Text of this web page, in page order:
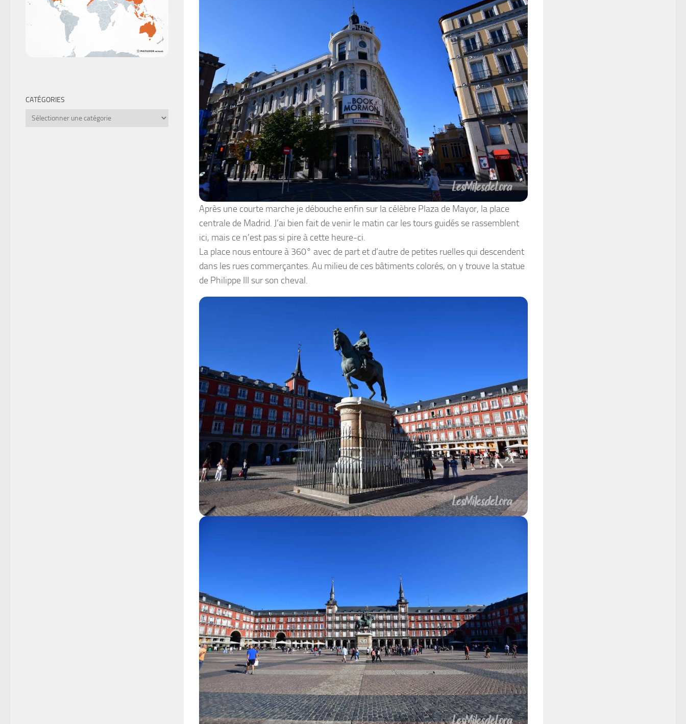
Après une courte marche je débouche enfin sur la célèbre Plaza de Mayor, la place
centrale de Madrid. J’ai bien fait de venir le matin car les tours guidés se rassemblent
ici, mais ce n’est pas si pire à cette heure-ci.
La place nous entoure à 360° avec de part et d’autre de petites ruelles qui descendent
dans les rues commerçantes. Au milieu de ces bâtiments colorés, on y trouve la statue
de Philippe III sur son cheval.
CATÉGORIES
Catégories